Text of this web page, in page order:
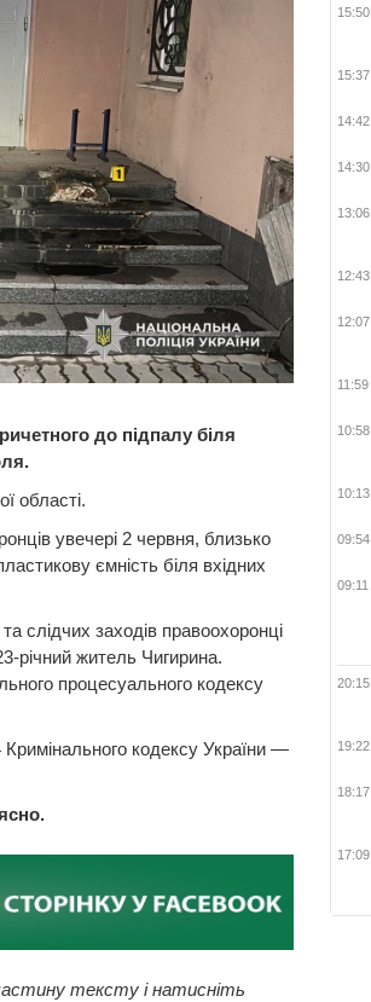
до підпалу біля
області.
увечері 2 червня, близько
ємність біля вхідних
слідчих заходів правоохоронці
річний житель Чигирина.
процесуального кодексу
Кримінального кодексу України —
тексту і натисніть
15:50
15:37
14:42
14:30
13:06
12:43
12:07
11:59
10:58
10:13
09:54
09:11
20:15
19:22
18:17
17:09